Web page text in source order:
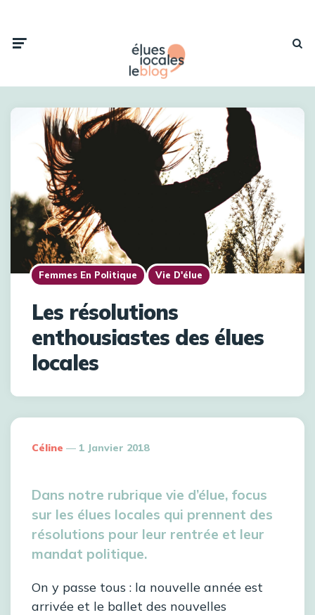
Femmes En Politique Vie D'élue
Les résolutions
enthousiastes des élues
locales
Céline 1 Janvier 2018
Dans notre rubrique vie d’élue, focus
sur les élues locales qui prennent des
résolutions pour leur rentrée et leur
mandat politique.
On y passe tous : la nouvelle année est
arrivée et le ballet des nouvelles